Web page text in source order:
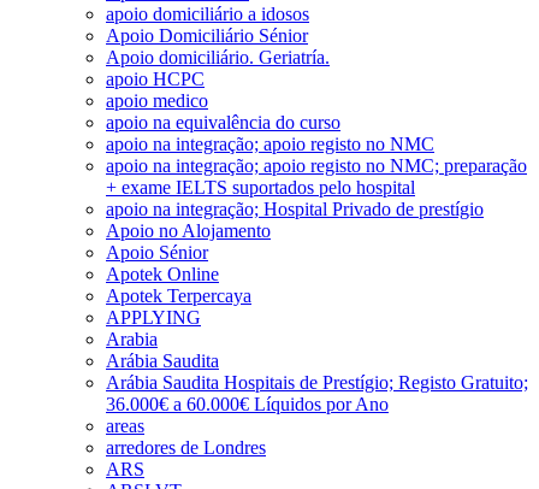
apoio domiciliário a idosos
Apoio Domiciliário Sénior
Apoio domiciliário. Geriatría.
apoio HCPC
apoio medico
apoio na equivalência do curso
apoio na integração; apoio registo no NMC
apoio na integração; apoio registo no NMC; preparação
+ exame IELTS suportados pelo hospital
apoio na integração; Hospital Privado de prestígio
Apoio no Alojamento
Apoio Sénior
Apotek Online
Apotek Terpercaya
APPLYING
Arabia
Arábia Saudita
Arábia Saudita Hospitais de Prestígio; Registo Gratuito;
36.000€ a 60.000€ Líquidos por Ano
areas
arredores de Londres
ARS